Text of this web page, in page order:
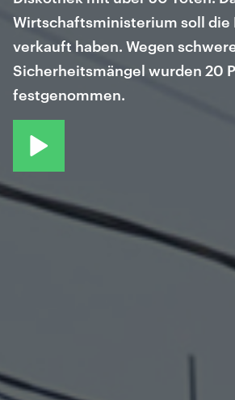
Wirtschaftsministerium soll die
verkauft haben. Wegen
Sicherheitsmängel wurden 20
festgenommen.